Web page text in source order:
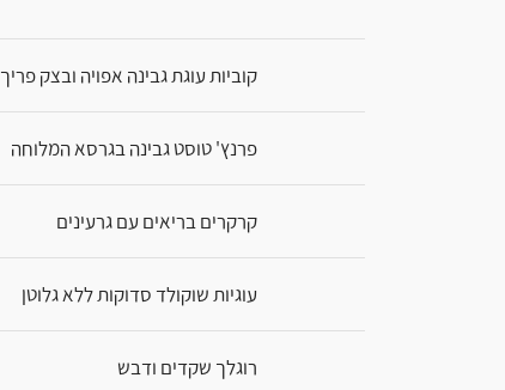
קוביות עוגת גבינה אפויה ובצק פריך
פרנץ' טוסט גבינה בגרסא המלוחה
קרקרים בריאים עם גרעינים
עוגיות שוקולד סדוקות ללא גלוטן
רוגלך שקדים ודבש